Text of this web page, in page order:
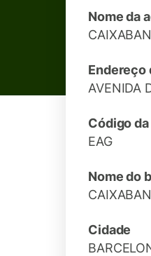
Nome da
Endereço
AVENIDA
Código
EAG
Nome do
Cidade